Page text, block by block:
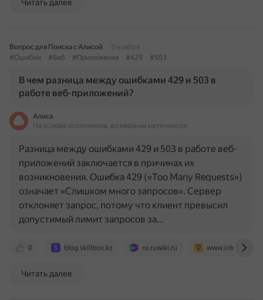
Читать далее
Вопрос для Поиска с Алисой
5 ноября
#Ошибки
#Веб #Приложения #429 #503
В чем разница между ошибками 429 и 503 в
работе веб-приложений?
Алиса
На основе источников, возможны неточности
0 blog.skillbox.kz ru.ruwiki.ru www.internet-
Разница между ошибками 429 и 503 в работе веб-
приложений заключается в причинах их
возникновения. Ошибка 429 («Too Many Requests»)
означает «Слишком много запросов». Сервер
отклоняет запрос, потому что клиент превысил
допустимый лимит запросов за…
Читать далее